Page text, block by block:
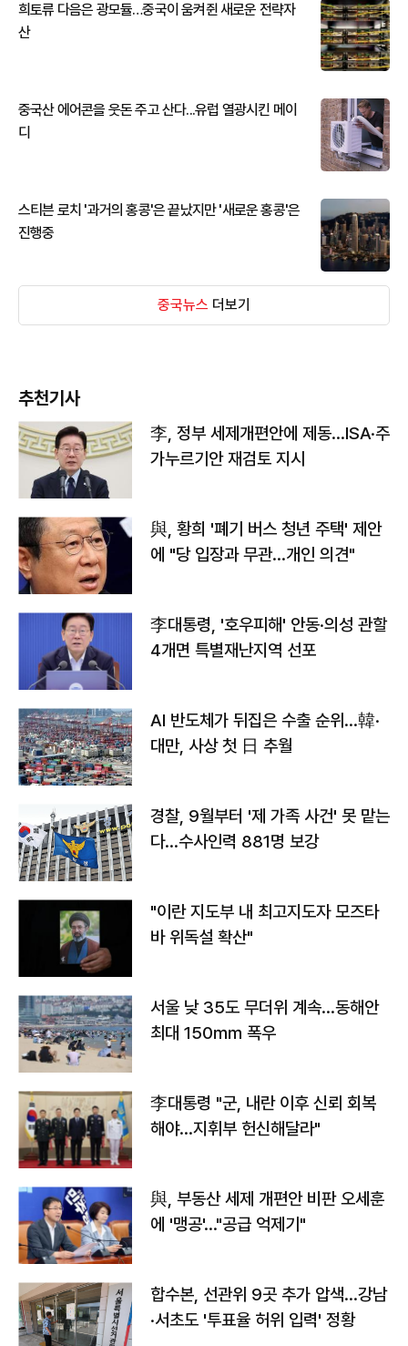
희토류 다음은 광모듈…중국이 움켜쥔 새로운 전략자
산
중국산 에어콘을 웃돈 주고 산다...유럽 열광시킨 메이
디
스티븐 로치 '과거의 홍콩'은 끝났지만 '새로운 홍콩'은
진행중
중국뉴스 더보기
추천기사
李, 정부 세제개편안에 제동…ISA·주
가누르기안 재검토 지시
與, 황희 '폐기 버스 청년 주택' 제안
에 "당 입장과 무관…개인 의견"
李대통령, '호우피해' 안동·의성 관할
4개면 특별재난지역 선포
AI 반도체가 뒤집은 수출 순위…韓·
대만, 사상 첫 日 추월
경찰, 9월부터 '제 가족 사건' 못 맡는
다…수사인력 881명 보강
"이란 지도부 내 최고지도자 모즈타
바 위독설 확산"
서울 낮 35도 무더위 계속…동해안
최대 150㎜ 폭우
李대통령 "군, 내란 이후 신뢰 회복
해야…지휘부 헌신해달라"
與, 부동산 세제 개편안 비판 오세훈
에 '맹공'…"공급 억제기"
합수본, 선관위 9곳 추가 압색…강남
·서초도 '투표율 허위 입력' 정황